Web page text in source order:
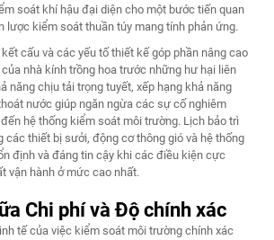
soát khí hậu đại diện cho một bước tiến quan
lược kiểm soát thuần túy mang tính phản ứng.
cấu và các yếu tố thiết kế góp phần nâng cao
nhà kính trồng hoa trước những hư hại liên
năng chịu tải trọng tuyết, xếp hạng khả năng
nước giúp ngăn ngừa các sự cố nghiêm
hệ thống kiểm soát môi trường. Lịch bảo trì
các thiết bị sưởi, động cơ thông gió và hệ thống
định và đáng tin cậy khi các điều kiện cực
vận hành ở mức cao nhất.
Chi phí và Độ chính xác
tế của việc kiểm soát môi trường chính xác